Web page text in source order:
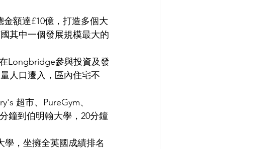
額達£10億，打造多個大
其中一個發展規模最大的
Longbridge參與投資及發
人口遷入，區內住宅不
超市、PureGym、
鐘到伯明翰大學，20分鐘
，坐擁全英國成績排名